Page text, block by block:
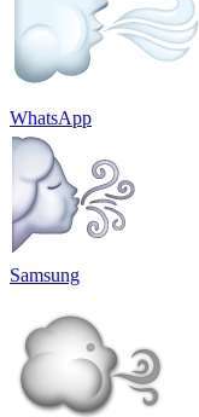
WhatsApp
Samsung